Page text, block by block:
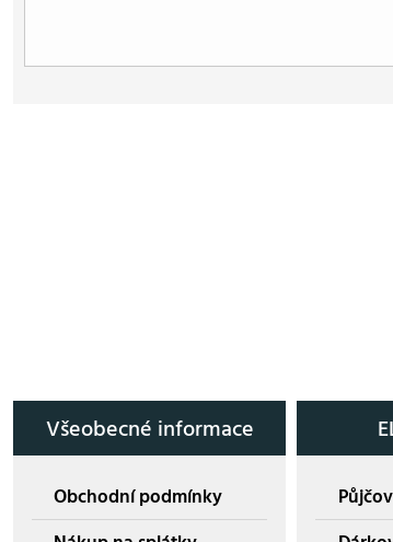
Všeobecné informace
Obchodní podmínky